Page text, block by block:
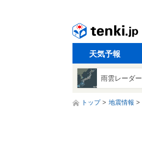
天気予報
雨雲レーダー
トップ 地震情報